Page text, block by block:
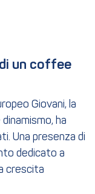
un coffee
Giovani, la
ha
Una presenza di
dedicato a
crescita